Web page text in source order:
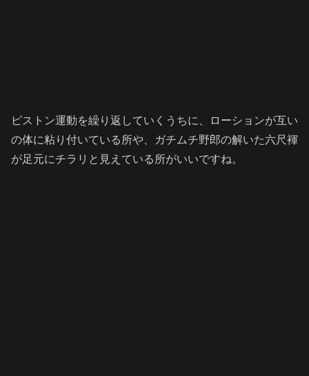
ピストン運動を繰り返していくうちに、ローションが互い
の体に粘り付いている所や、ガチムチ野郎の解いた六尺褌
が足元にチラリと見えている所がいいですね。